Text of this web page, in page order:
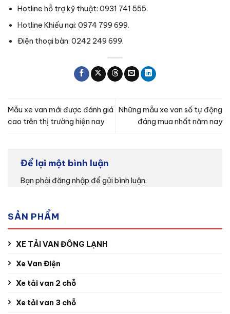
Hotline hỗ trợ kỹ thuật: 0931 741 555.
Hotline Khiếu nại: 0974 799 699.
Điện thoại bàn: 0242 249 699.
Mẫu xe van mới được đánh giá
cao trên thị trường hiện nay
Những mẫu xe van số tự động
đáng mua nhất năm nay
Để lại một bình luận
Bạn phải đăng nhập để gửi bình luận.
SẢN PHẨM
XE TẢI VAN ĐÔNG LẠNH
Xe Van Điện
Xe tải van 2 chỗ
Xe tải van 3 chỗ